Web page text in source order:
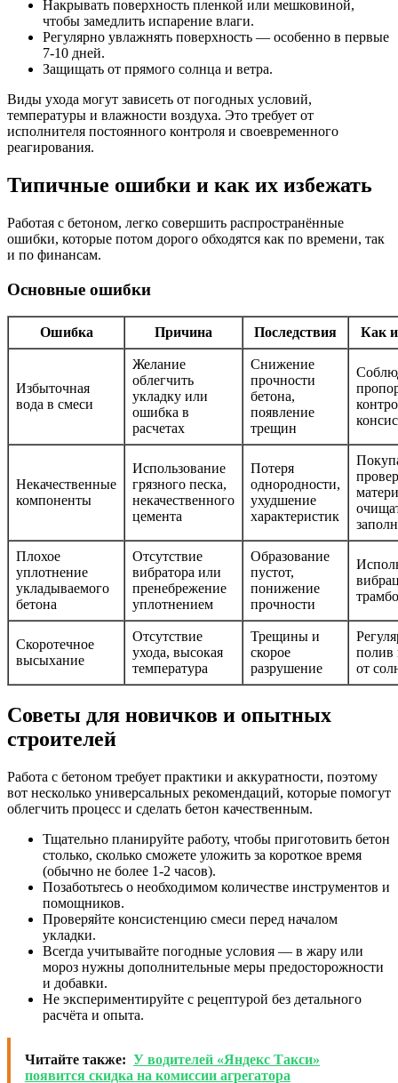
Накрывать поверхность пленкой или мешковиной,
чтобы замедлить испарение влаги.
Регулярно увлажнять поверхность — особенно в первые
7-10 дней.
Защищать от прямого солнца и ветра.
Виды ухода могут зависеть от погодных условий,
температуры и влажности воздуха. Это требует от
исполнителя постоянного контроля и своевременного
реагирования.
Типичные ошибки и как их избежать
Работая с бетоном, легко совершить распространённые
ошибки, которые потом дорого обходятся как по времени, так
и по финансам.
Основные ошибки
Ошибка Причина Последствия Как
Избыточная
вода в смеси
Желание
облегчить
укладку или
ошибка в
расчетах
Снижение
прочности
бетона,
появление
трещин
Некачественные
компоненты
Использование
грязного песка,
некачественного
цемента
Потеря
однородности,
ухудшение
характеристик
Плохое
уплотнение
укладываемого
бетона
Отсутствие
вибратора или
пренебрежение
уплотнением
Образование
пустот,
понижение
прочности
Скоротечное
высыхание
Отсутствие
ухода, высокая
температура
Трещины и
скорое
разрушение
полив
от
Советы для новичков и опытных
строителей
Работа с бетоном требует практики и аккуратности, поэтому
вот несколько универсальных рекомендаций, которые помогут
облегчить процесс и сделать бетон качественным.
Тщательно планируйте работу, чтобы приготовить бетон
столько, сколько сможете уложить за короткое время
(обычно не более 1-2 часов).
Позаботьтесь о необходимом количестве инструментов и
помощников.
Проверяйте консистенцию смеси перед началом
укладки.
Всегда учитывайте погодные условия — в жару или
мороз нужны дополнительные меры предосторожности
и добавки.
Не экспериментируйте с рецептурой без детального
расчёта и опыта.
Читайте также: У водителей «Яндекс Такси»
появится скидка на комиссии агрегатора